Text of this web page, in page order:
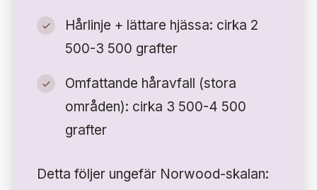
Hårlinje + lättare hjässa: cirka 2
500-3 500 grafter
Omfattande håravfall (stora
områden): cirka 3 500-4 500
grafter
Detta följer ungefär Norwood-skalan: